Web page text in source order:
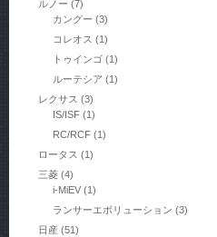
ルノー (7)
カングー (3)
コレオス (1)
トゥインゴ (1)
ルーテシア (1)
レクサス (3)
IS/ISF (1)
RC/RCF (1)
ロータス (1)
三菱(4)
i-MiEV (1)
ランサーエボリューション (3)
日産 (51)